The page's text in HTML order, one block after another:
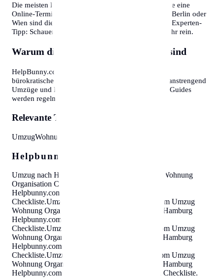
Die meisten Bürgerservice-Stellen bieten mittlerweile eine
Online-Terminvereinbarung an. In Großstädten wie Berlin oder
Wien sind diese oft Wochen im Voraus ausgebucht. Experten-
Tipp: Schauen Sie morgens gegen 7:30 oder 8:00 Uhr rein.
Warum diese Informationen wichtig sind
HelpBunny.com hat es sich zur Aufgabe gemacht,
bürokratische Hürden abzubauen. Wir wissen, wie anstrengend
Umzüge und Behördengänge sein können. Unsere Guides
werden regelmäßig aktualisiert.
Relevante Themen:
UmzugWohnung
Helpbunny.com SEO Cloud
Umzug nach Hamburg
Umzug Wohnung
Organisation Checkliste
Helpbunny.com
Checkliste.Umzug nach Hamburg Helpbunny.com Umzug
Wohnung Organisation Checkliste
Umzug nach Hamburg
Helpbunny.com
Checkliste.Umzug nach Hamburg Helpbunny.com Umzug
Wohnung Organisation Checkliste
Umzug nach Hamburg
Helpbunny.com
Checkliste.Umzug nach Hamburg Helpbunny.com Umzug
Wohnung Organisation Checkliste
Umzug nach Hamburg
Helpbunny.com
Umzug Wohnung Organisation Checkliste.